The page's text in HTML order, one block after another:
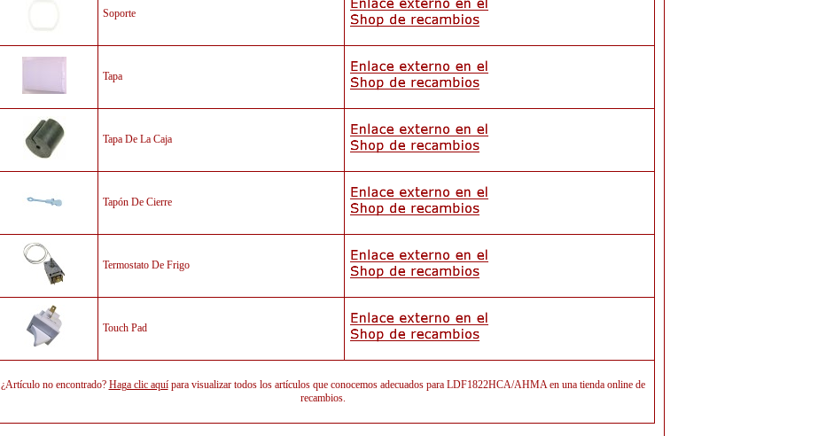
Soporte
Tapa
Tapa De La Caja
Tapón De Cierre
Termostato De Frigo
Touch Pad
¿Artículo no encontrado? Haga clic aquípara visualizar todos los artículos que conocemos adecuados para LDF1822HCA/AHMA en una tienda online de
recambios.